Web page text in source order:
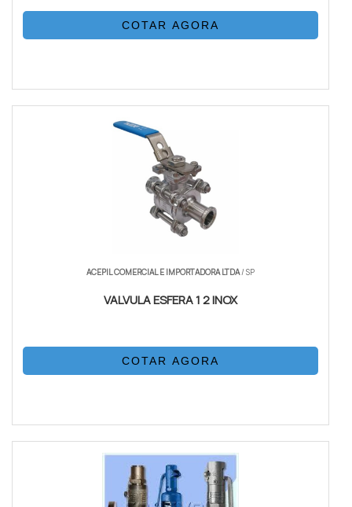
COTAR AGORA
ACEPIL COMERCIAL E IMPORTADORA LTDA/ SP
VALVULA ESFERA 1 2 INOX
COTAR AGORA